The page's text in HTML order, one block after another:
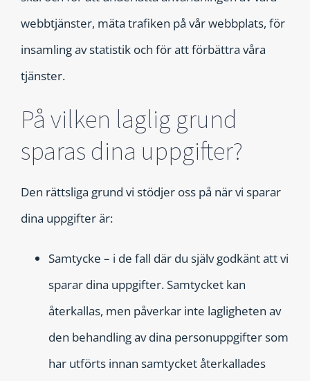
webbtjänster, mäta trafiken på vår webbplats, för
insamling av statistik och för att förbättra våra
tjänster.
På vilken laglig grund
sparas dina uppgifter?
Den rättsliga grund vi stödjer oss på när vi sparar
dina uppgifter är:
Samtycke – i de fall där du själv godkänt att vi
sparar dina uppgifter. Samtycket kan
återkallas, men påverkar inte lagligheten av
den behandling av dina personuppgifter som
har utförts innan samtycket återkallades